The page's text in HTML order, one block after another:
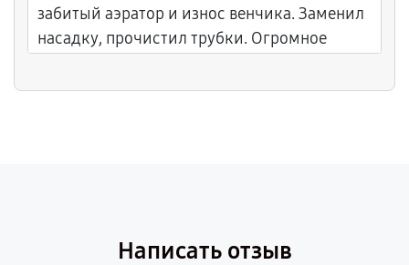
забитый аэратор и износ венчика. Заменил
насадку, прочистил трубки. Огромное
и за демонстрацию идеальной пены после
Написать отзыв